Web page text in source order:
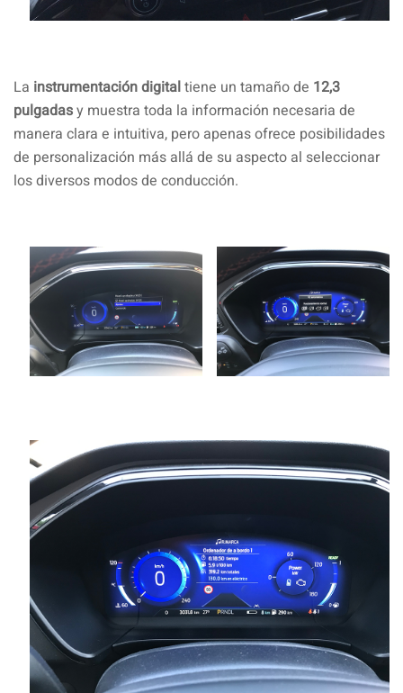
La instrumentación digitaltiene un tamaño de 12,3
pulgadasy muestra toda la información necesaria de
manera clara e intuitiva, pero apenas ofrece posibilidades
de personalización más allá de su aspecto al seleccionar
los diversos modos de conducción.